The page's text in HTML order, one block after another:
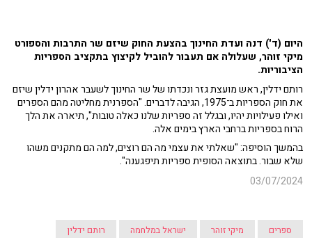
היום (ד') דנה ועדת החינוך בהצעת החוק שיזם שר התרבות והספורט
מיקי זוהר, שעלולה אם תעבור להוביל לקיצוץ בתקציב הספריות
הציבוריות.
רותם ידלין, ראש מועצת גזר ונכדתו של שר החינוך לשעבר אהרון ידלין שיזם
את חוק הספריות ב־1975, הגיבה לדברים. "הספרנית מחליטה מהם הספרים
ואילו פעילויות יהיו, ובגלל זה ספריות שלנו כאלה טובות", תיארה את הלך
הרוח בספריות ברחבי הארץ בימים אלה.
בהמשך הוסיפה: "שאלתי את עצמי מה הם רוצים, למה הם מתקנים משהו
שלא שבור. בתוצאה הסופית ספריות תיפגענה".
03/07/2024
ספרים מיקי זוהר ישראל במלחמה רותם ידלין